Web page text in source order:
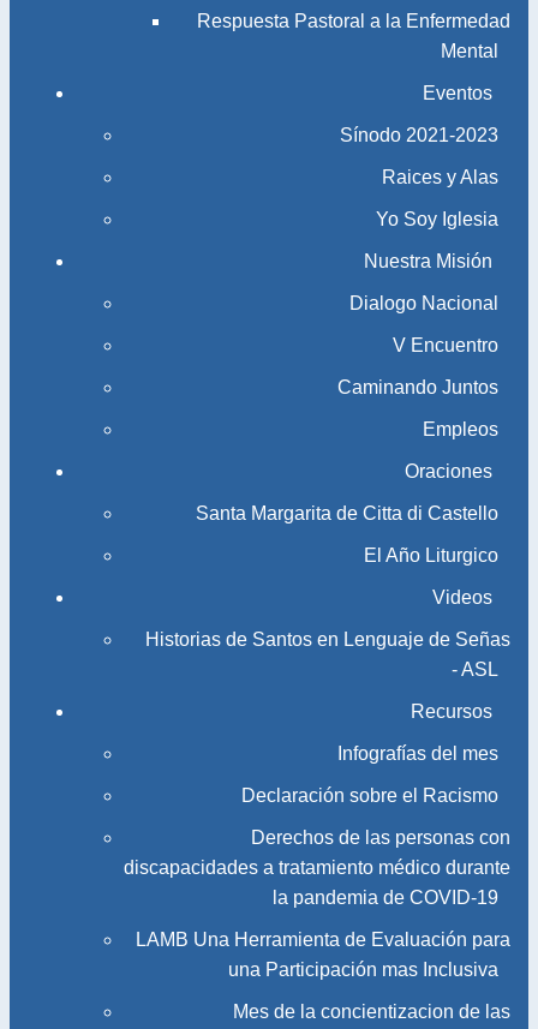
Respuesta Pastoral a la Enfermedad
Mental
Eventos
Sínodo 2021-2023​​​​​​​
Raices y Alas
Yo Soy Iglesia
Nuestra Misión
Dialogo Nacional
V Encuentro
Caminando Juntos
Empleos
Oraciones
Santa Margarita de Citta di Castello
El Año Liturgico
Videos
Historias de Santos en Lenguaje de Señas
- ASL
Recursos
Infografías del mes
Declaración sobre el Racismo
Derechos de las personas con
discapacidades a tratamiento médico durante
la pandemia de COVID-19
LAMB Una Herramienta de Evaluación para
una Participación mas Inclusiva
Mes de la concientizacion de las